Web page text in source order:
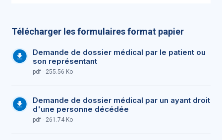
Télécharger les formulaires format papier
Demande de dossier médical par le patient ou
son représentant
pdf - 255.56 Ko
Demande de dossier médical par un ayant droit
d'une personne décédée
pdf - 261.74 Ko